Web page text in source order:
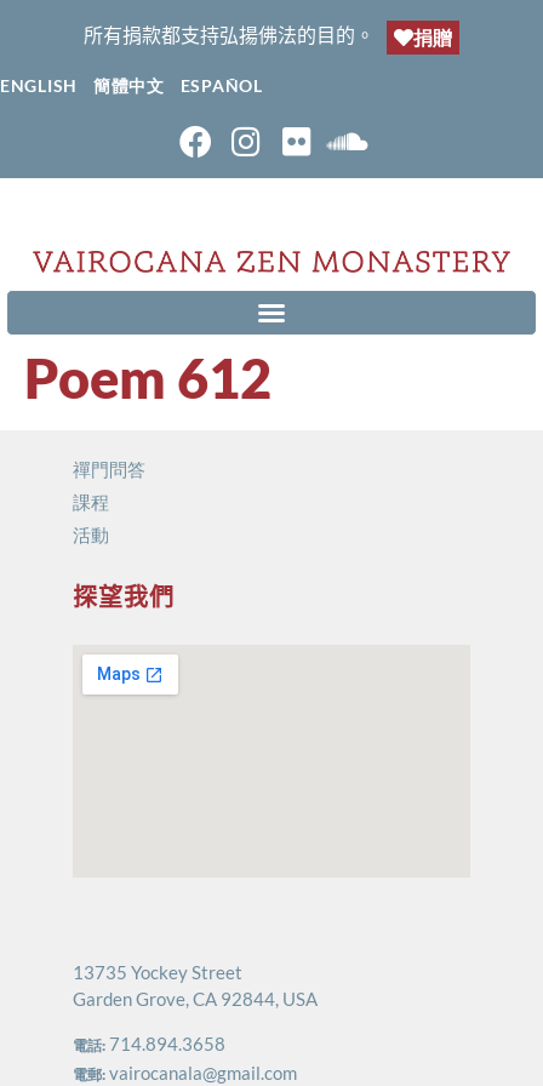
所有捐款都支持弘揚佛法的目的。 捐贈
ENGLISH 簡體中文 ESPAÑOL
Poem 612
禪門問答
課程
活動
探望我們
13735 Yockey Street
Garden Grove, CA 92844, USA
電話: 714.894.3658
電郵: vairocanala@gmail.com